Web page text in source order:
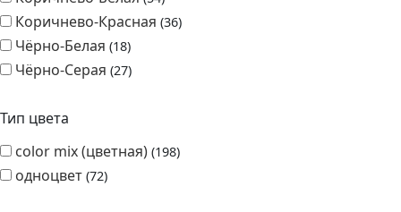
Коричнево-Красная 36
Чёрно-Белая 18
Чёрно-Серая 27
Тип цвета
color mix (цветная) 198
одноцвет 72